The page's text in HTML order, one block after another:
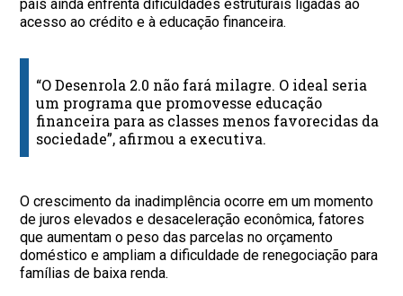
país ainda enfrenta dificuldades estruturais ligadas ao
acesso ao crédito e à educação financeira.
“O Desenrola 2.0 não fará milagre. O ideal seria
um programa que promovesse educação
financeira para as classes menos favorecidas da
sociedade”, afirmou a executiva.
O crescimento da inadimplência ocorre em um momento
de juros elevados e desaceleração econômica, fatores
que aumentam o peso das parcelas no orçamento
doméstico e ampliam a dificuldade de renegociação para
famílias de baixa renda.